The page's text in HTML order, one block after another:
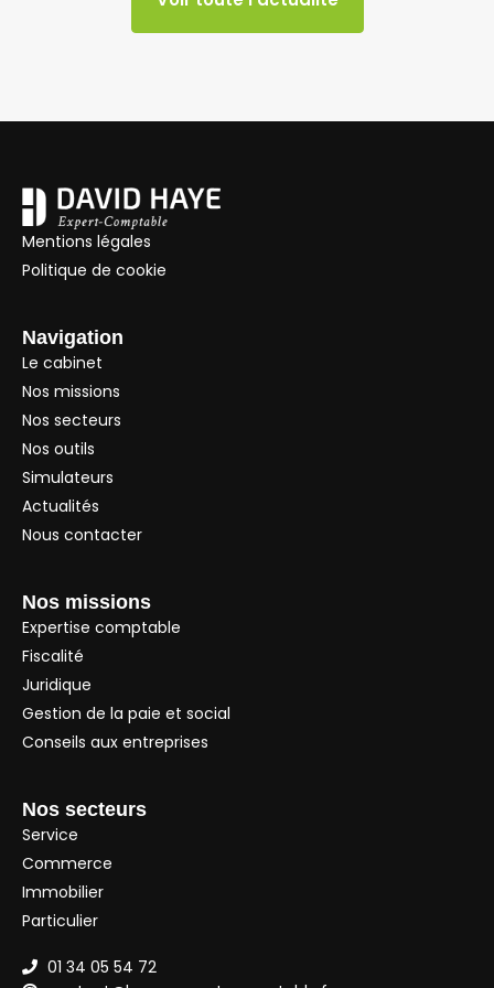
Mentions légales
Politique de cookie
Navigation
Le cabinet
Nos missions
Nos secteurs
Nos outils
Simulateurs
Actualités
Nous contacter
Nos missions
Expertise comptable
Fiscalité
Juridique
Gestion de la paie et social
Conseils aux entreprises
Nos secteurs
Service
Commerce
Immobilier
Particulier
01 34 05 54 72